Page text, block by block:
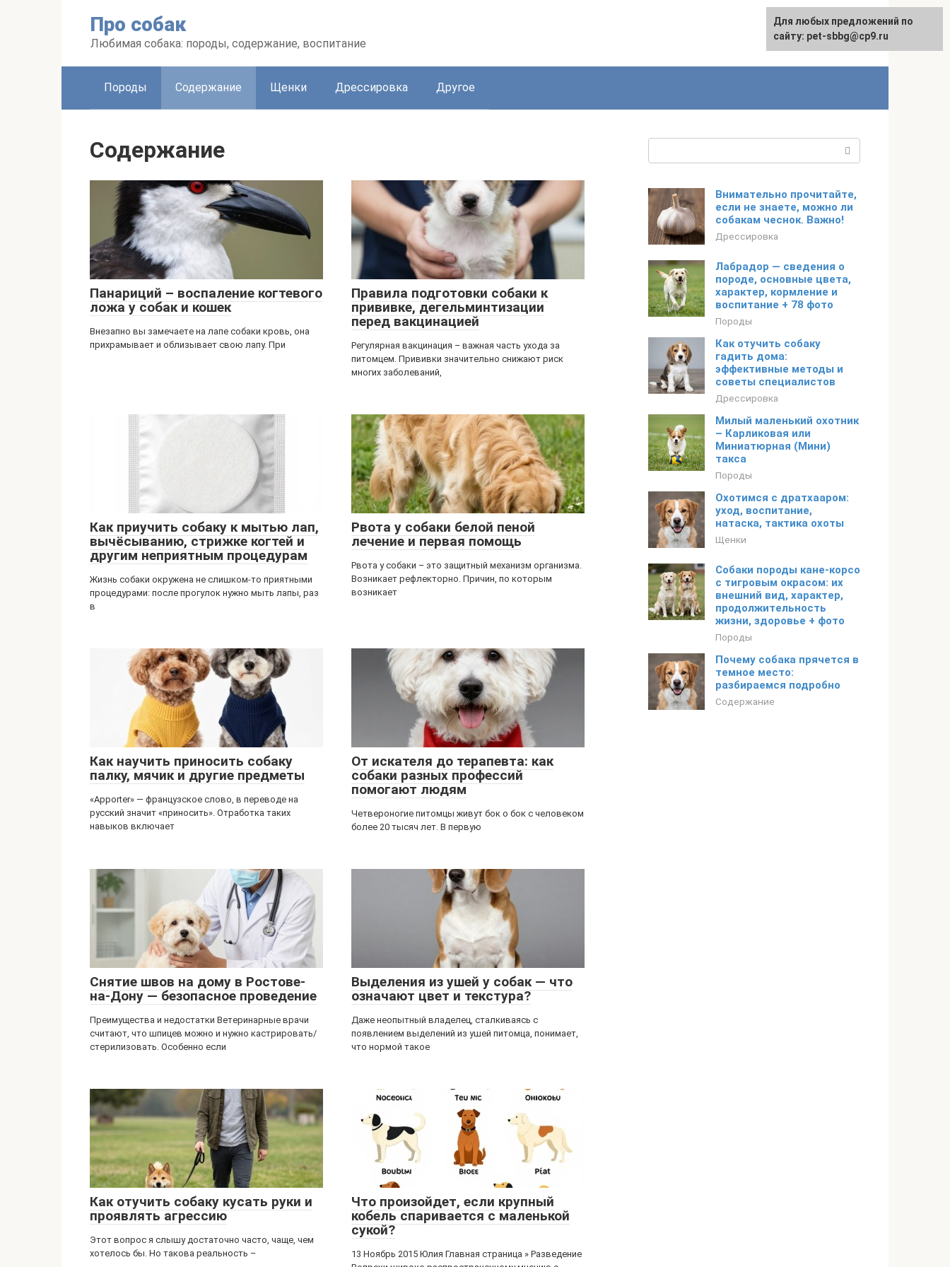
Про собак
Любимая собака: породы, содержание, воспитание
Породы Содержание Щенки Дрессировка Другое
Содержание
Панариций – воспаление когтевого
ложа у собак и кошек
Внезапно вы замечаете на лапе собаки кровь, она
прихрамывает и облизывает свою лапу. При
Правила подготовки собаки к
прививке, дегельминтизации
перед вакцинацией
Регулярная вакцинация – важная часть ухода за
питомцем. Прививки значительно снижают риск
многих заболеваний,
​Как приучить собаку к мытью лап,
вычёсыванию, стрижке когтей и
другим неприятным процедурам
Жизнь собаки окружена не слишком-то приятными
процедурами: после прогулок нужно мыть лапы, раз
в
Рвота у собаки белой пеной
лечение и первая помощь
Рвота у собаки – это защитный механизм организма.
Возникает рефлекторно. Причин, по которым
возникает
Как научить приносить собаку
палку, мячик и другие предметы
«Apporter» — французское слово, в переводе на
русский значит «приносить». Отработка таких
навыков включает
От искателя до терапевта: как
собаки разных профессий
помогают людям
Четвероногие питомцы живут бок о бок с человеком
более 20 тысяч лет. В первую
Снятие швов на дому в Ростове-
на-Дону — безопасное проведение
Преимущества и недостатки Ветеринарные врачи
считают, что шпицев можно и нужно кастрировать/
стерилизовать. Особенно если
Выделения из ушей у собак — что
означают цвет и текстура?
Даже неопытный владелец, сталкиваясь с
появлением выделений из ушей питомца, понимает,
что нормой такое
Как отучить собаку кусать руки и
проявлять агрессию
Этот вопрос я слышу достаточно часто, чаще, чем
хотелось бы. Но такова реальность –
Что произойдет, если крупный
кобель спаривается с маленькой
сукой?
13 Ноябрь 2015 Юлия Главная страница » Разведение
Внимательно прочитайте,
если не знаете, можно ли
собакам чеснок. Важно!
Дрессировка
Лабрадор — сведения о
породе, основные цвета,
характер, кормление и
воспитание + 78 фото
Породы
Как отучить собаку
гадить дома:
эффективные методы и
советы специалистов
Дрессировка
Милый маленький охотник
– Карликовая или
Миниатюрная (Мини)
такса
Породы
Охотимся с дратхааром:
уход, воспитание,
натаска, тактика охоты
Щенки
Собаки породы кане-корсо
с тигровым окрасом: их
внешний вид, характер,
продолжительность
жизни, здоровье + фото
Породы
Почему собака прячется в
темное место:
разбираемся подробно
Содержание
Для любых предложений по
сайту: pet-sbbg@cp9.ru